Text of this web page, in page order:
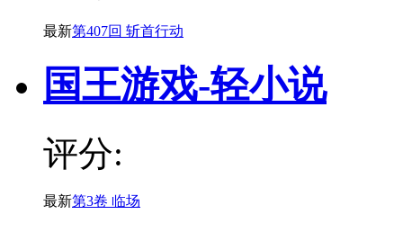
最新第407回 斩首行动
国王游戏-轻小说
评分:
最新第3卷 临场